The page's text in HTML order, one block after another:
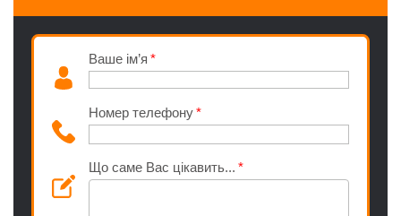
Ваше ім’я
Номер телефону
Що саме Вас цікавить...